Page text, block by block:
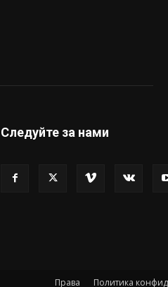
Следуйте за нами
Права Политика